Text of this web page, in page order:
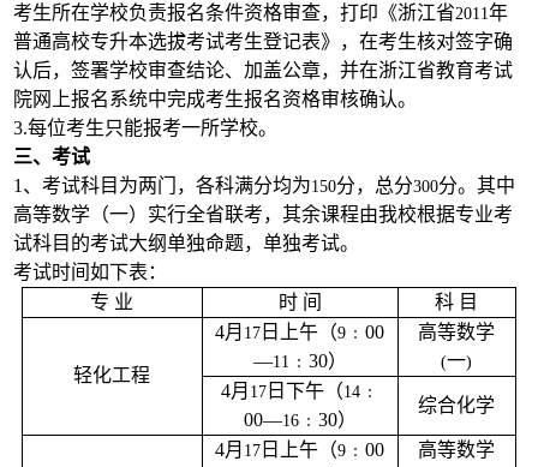
考生所在学校负责报名条件资格审查，打印《浙江省2011年
普通高校专升本选拔考试考生登记表》，在考生核对签字确
认后，签署学校审查结论、加盖公章，并在浙江省教育考试
院网上报名系统中完成考生报名资格审核确认。
3.每位考生只能报考一所学校。
三、考试
1 、考试科目为两门，各科满分均为150分，总分300分。其中
高等数学（一）实行全省联考，其余课程由我校根据专业考
试科目的考试大纲单独命题，单独考试。
考试时间如下表：
专 业 时 间 科 目
轻化工程
4月 17 日 上午（9 ﹕00
—11 ﹕ 30）
高等数学
(一)
4月 17日 下午（14﹕
00—16﹕ 30）
综合化学
4月 17 日 上午（9 ﹕00
高等数学